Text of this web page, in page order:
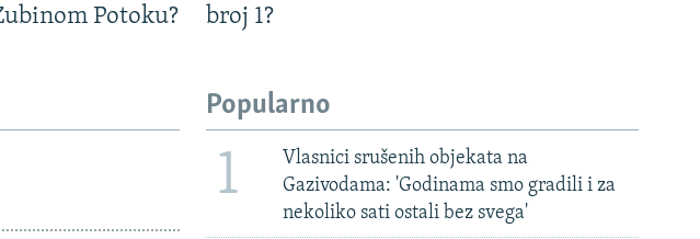
Potoku?
broj 1?
Popularno
1
Vlasnici srušenih objekata na
Gazivodama: 'Godinama smo gradili i za
nekoliko sati ostali bez svega'